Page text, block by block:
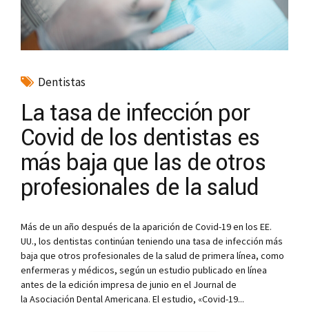
Dentistas
La tasa de infección por
Covid de los dentistas es
más baja que las de otros
profesionales de la salud
Más de un año después de la aparición de Covid-19 en los EE.
UU., los dentistas continúan teniendo una tasa de infección más
baja que otros profesionales de la salud de primera línea, como
enfermeras y médicos, según un estudio publicado en línea
antes de la edición impresa de junio en el Journal de
la Asociación Dental Americana. El estudio, «Covid-19...